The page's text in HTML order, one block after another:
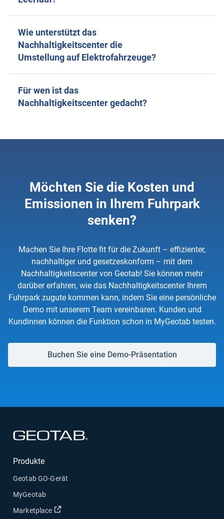
Wie unterstützt das
Nachhaltigkeitscenter die
Umstellung auf Elektrofahrzeuge?
Für wen ist das
Nachhaltigkeitscenter gedacht?
Möchten Sie die Kosten und
Emissionen in Ihrem Fuhrpark
senken?
Machen Sie Ihre Flotte fit für die Zukunft – effizienter,
nachhaltiger und gesetzeskonform – mit dem
Nachhaltigkeitscenter von Geotab! Sie können mehr
darüber erfahren, wie das Nachhaltigkeitscenter Ihrem
Fuhrpark zugute kommen kann, indem Sie eine persönliche
Demo mit unserem Team vereinbaren. Kunden und
Kundinnen können die Funktion schon in MyGeotab testen.
Buchen Sie eine Demo-Präsentation
Produkte
Geotab GO-Gerät
MyGeotab
Marketplace
In neuem Fenster öffnen